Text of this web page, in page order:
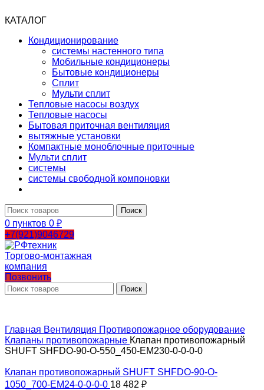
КАТАЛОГ
Кондиционирование
системы настенного типа
Мобильные кондиционеры
Бытовые кондиционеры
Сплит
Мульти сплит
Тепловые насосы воздух
Тепловые насосы
Бытовая приточная вентиляция
вытяжные установки
Компактные моноблочные приточные
Мульти сплит
системы
системы свободной компоновки
Поиск
0 пунктов 0 ₽
+7(921)9046729
Позвонить
Поиск
Главная Вентиляция Противопожарное оборудование
Клапаны противопожарные Клапан противопожарный
SHUFT SHFDO-90-O-550_450-EM230-0-0-0-0
Клапан противопожарный SHUFT SHFDO-90-O-
1050_700-EM24-0-0-0-0 18 482 ₽